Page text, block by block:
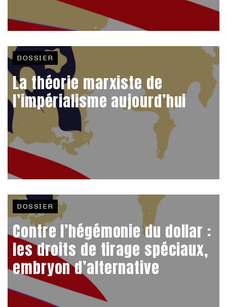
DOSSIER
La théorie marxiste de
l’impérialisme aujourd’hui
DOSSIER
Contre l’hégémonie du dollar :
les droits de tirage spéciaux,
embryon d’alternative